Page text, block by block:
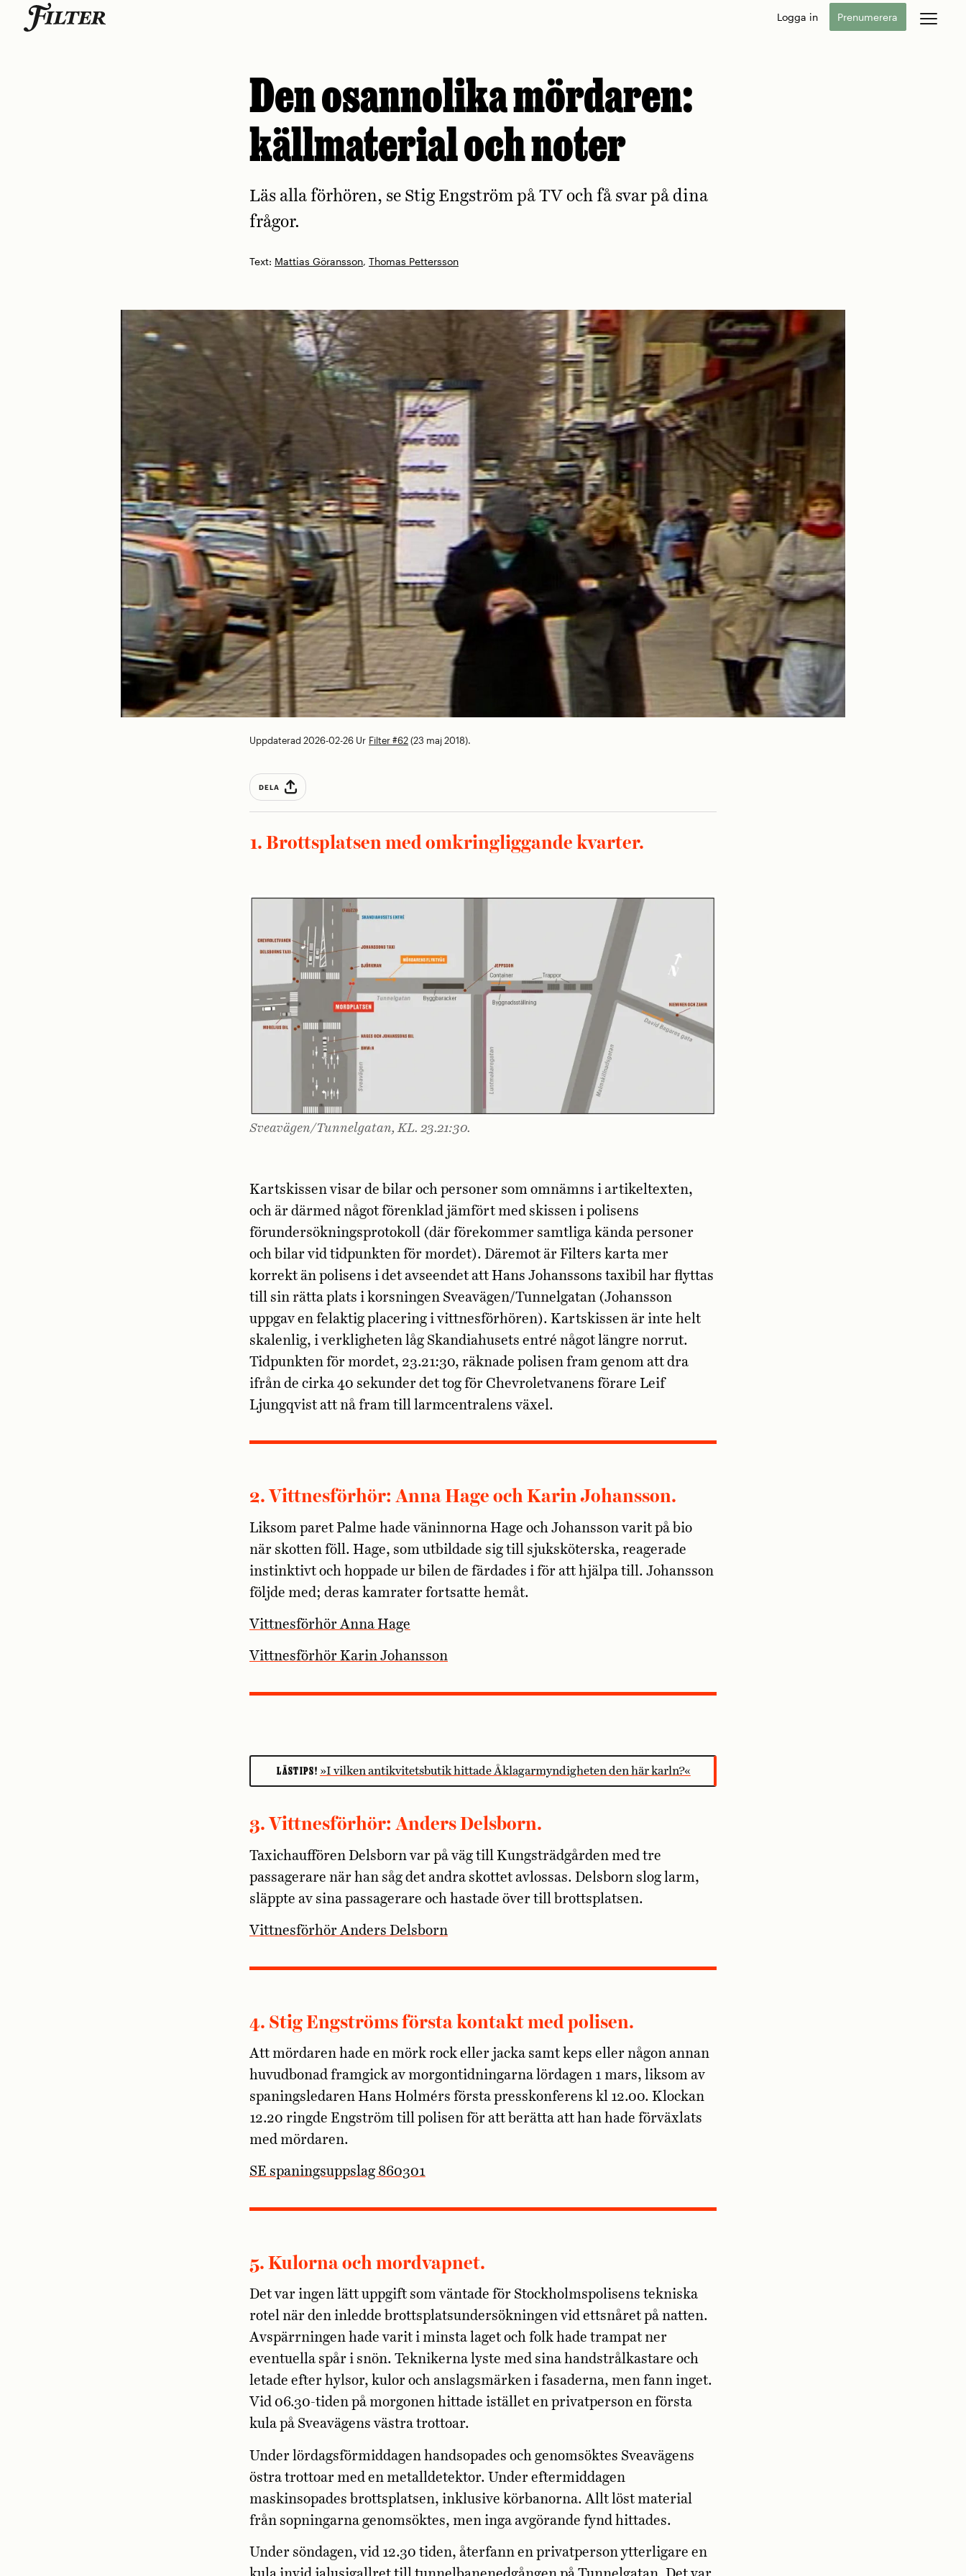
Logga in Prenumerera
Den osannolika mördaren:
källmaterial och noter
Text: Mattias Göransson, Thomas Pettersson
Läs alla förhören, se Stig Engström på TV och få svar på dina
frågor.
Uppdaterad 2026-02-26 Ur Filter #62(23 maj 2018).
DELA
1. Brottsplatsen med omkringliggande kvarter.
Sveavägen/Tunnelgatan, KL. 23.21:30.
Kartskissen visar de bilar och personer som omnämns i artikeltexten,
och är därmed något förenklad jämfört med skissen i polisens
förundersökningsprotokoll (där förekommer samtliga kända personer
och bilar vid tidpunkten för mordet). Däremot är Filters karta mer
korrekt än polisens i det avseendet att Hans Johanssons taxibil har flyttas
till sin rätta plats i korsningen Sveavägen/Tunnelgatan (Johansson
uppgav en felaktig placering i vittnesförhören). Kartskissen är inte helt
skalenlig, i verkligheten låg Skandiahusets entré något längre norrut.
Tidpunkten för mordet, 23.21:30, räknade polisen fram genom att dra
ifrån de cirka 40 sekunder det tog för Chevroletvanens förare Leif
Ljungqvist att nå fram till larmcentralens växel.
2. Vittnesförhör: Anna Hage och Karin Johansson.
Liksom paret Palme hade väninnorna Hage och Johansson varit på bio
när skotten föll. Hage, som utbildade sig till sjuksköterska, reagerade
instinktivt och hoppade ur bilen de färdades i för att hjälpa till. Johansson
följde med; deras kamrater fortsatte hemåt.
Vittnesförhör Anna Hage
Vittnesförhör Karin Johansson
LÄSTIPS! »I vilken antikvitets­butik hittade Åklagar­myndigheten den här karln?«
3. Vittnesförhör: Anders Delsborn.
Taxichauffören Delsborn var på väg till Kungsträdgården med tre
passagerare när han såg det andra skottet avlossas. Delsborn slog larm,
släppte av sina passagerare och hastade över till brottsplatsen.
Vittnesförhör Anders Delsborn
4. Stig Engströms första kontakt med polisen.
Att mördaren hade en mörk rock eller jacka samt keps eller någon annan
huvudbonad framgick av morgontidningarna lördagen 1 mars, liksom av
spaningsledaren Hans Holmérs första presskonferens kl 12.00. Klockan
12.20 ringde Engström till polisen för att berätta att han hade förväxlats
med mördaren.
SE spaningsuppslag 860301
5. Kulorna och mordvapnet.
Det var ingen lätt uppgift som väntade för Stockholmspolisens tekniska
rotel när den inledde brottsplatsundersökningen vid ettsnåret på natten.
Avspärrningen hade varit i minsta laget och folk hade trampat ner
eventuella spår i snön. Teknikerna lyste med sina handstrålkastare och
letade efter hylsor, kulor och anslagsmärken i fasaderna, men fann inget.
Vid 06.30-tiden på morgonen hittade istället en privatperson en första
kula på Sveavägens västra trottoar.
Under lördagsförmiddagen handsopades och genomsöktes Sveavägens
östra trottoar med en metalldetektor. Under eftermiddagen
maskinsopades brottsplatsen, inklusive körbanorna. Allt löst material
från sopningarna genomsöktes, men inga avgörande fynd hittades.
Under söndagen, vid 12.30 tiden, återfann en privatperson ytterligare en